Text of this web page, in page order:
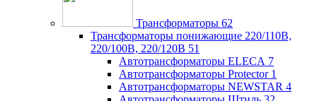
Трансформаторы 62
Трансформаторы понижающие 220/110В,
220/100В, 220/120В 51
Автотрансформаторы ELECA 7
Автотрансформаторы Protector 1
Автотрансформаторы NEWSTAR 4